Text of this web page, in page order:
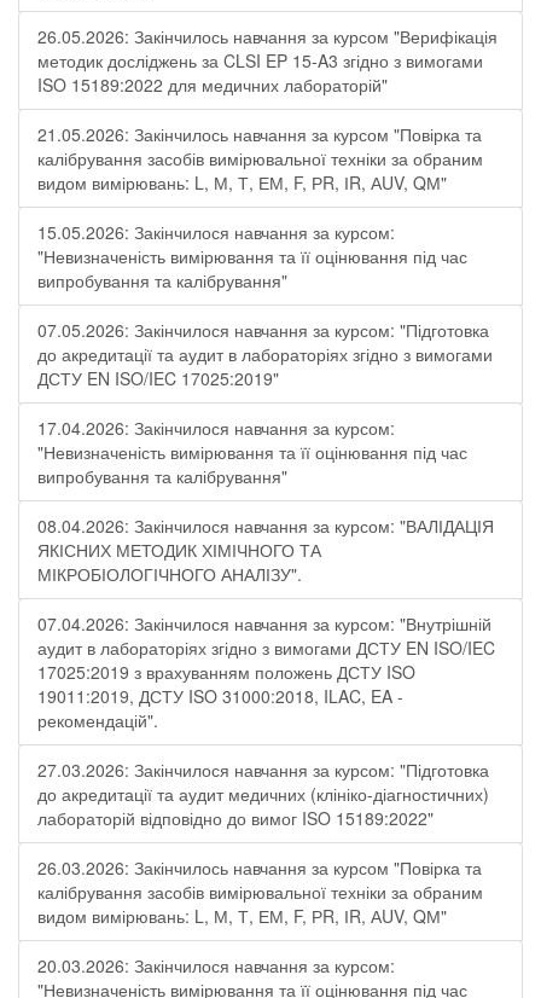
26.05.2026: Закінчилось навчання за курсом "Верифікація
методик досліджень за CLSI EP 15-A3 згідно з вимогами
ISO 15189:2022 для медичних лабораторій"
21.05.2026: Закінчилось навчання за курсом "Повірка та
калібрування засобів вимірювальної техніки за обраним
видом вимірювань: L, М, Т, ЕМ, F, РR, ІR, АUV, QМ"
15.05.2026: Закінчилося навчання за курсом:
"Невизначеність вимірювання та її оцінювання під час
випробування та калібрування"
07.05.2026: Закінчилося навчання за курсом: "Підготовка
до акредитації та аудит в лабораторіях згідно з вимогами
ДСТУ EN ISO/IEC 17025:2019"
17.04.2026: Закінчилося навчання за курсом:
"Невизначеність вимірювання та її оцінювання під час
випробування та калібрування"
08.04.2026: Закінчилося навчання за курсом: "ВАЛІДАЦІЯ
ЯКІСНИХ МЕТОДИК ХІМІЧНОГО ТА
МІКРОБІОЛОГІЧНОГО АНАЛІЗУ".
07.04.2026: Закінчилося навчання за курсом: "Внутрішній
аудит в лабораторіях згідно з вимогами ДСТУ EN ISO/IEC
17025:2019 з врахуванням положень ДСТУ ISO
19011:2019, ДСТУ ISO 31000:2018, ILAC, EA -
рекомендацій".
27.03.2026: Закінчилося навчання за курсом: "Підготовка
до акредитації та аудит медичних (клініко-діагностичних)
лабораторій відповідно до вимог ISO 15189:2022"
26.03.2026: Закінчилось навчання за курсом "Повірка та
калібрування засобів вимірювальної техніки за обраним
видом вимірювань: L, М, Т, ЕМ, F, РR, ІR, АUV, QМ"
20.03.2026: Закінчилося навчання за курсом:
"Невизначеність вимірювання та її оцінювання під час